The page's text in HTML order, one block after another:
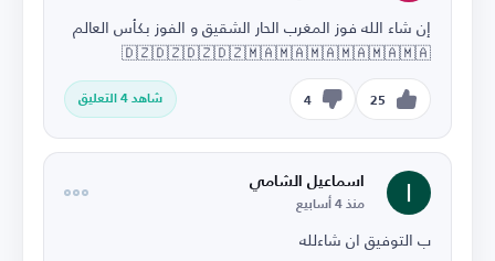
إن شاء الله فوز المغرب الحار الشقيق و الفوز بكأس العالم
🇩🇿🇩🇿🇩🇿🇩🇿🇲🇦🇲🇦🇲🇦🇲🇦🇲🇦🇲🇦
25
4 شاهد 4 التعليق
اسماعيل الشامي
منذ 4 أسابيع
ب التوفيق ان شاءلله